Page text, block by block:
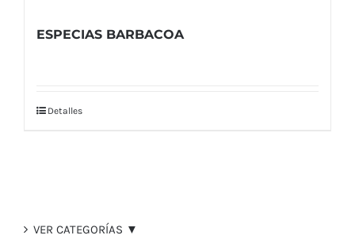
ESPECIAS BARBACOA
Detalles
VER CATEGORÍAS ▼